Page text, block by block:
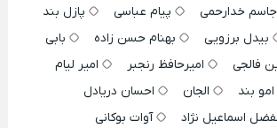
جاسم خدارحمی پیام عباسی
پازل بند
بیدل برزویی بهنام حسن زاده
بابی
فالجی امیرحافظ رنجبر
امیر لیام
امو بند الجان
احسان دریادل
اسماعیل نژاد
آوات بوکانی